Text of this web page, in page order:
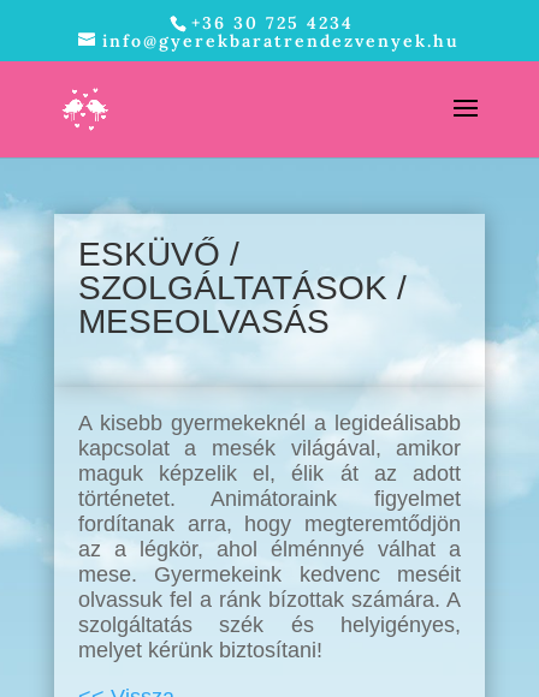
+36 30 725 4234
info@gyerekbaratrendezvenyek.hu
ESKÜVŐ /
SZOLGÁLTATÁSOK /
MESEOLVASÁS
A kisebb gyermekeknél a legideálisabb
kapcsolat a mesék világával, amikor
maguk képzelik el, élik át az adott
történetet. Animátoraink figyelmet
fordítanak arra, hogy megteremtődjön
az a légkör, ahol élménnyé válhat a
mese. Gyermekeink kedvenc meséit
olvassuk fel a ránk bízottak számára. A
szolgáltatás szék és helyigényes,
melyet kérünk biztosítani!